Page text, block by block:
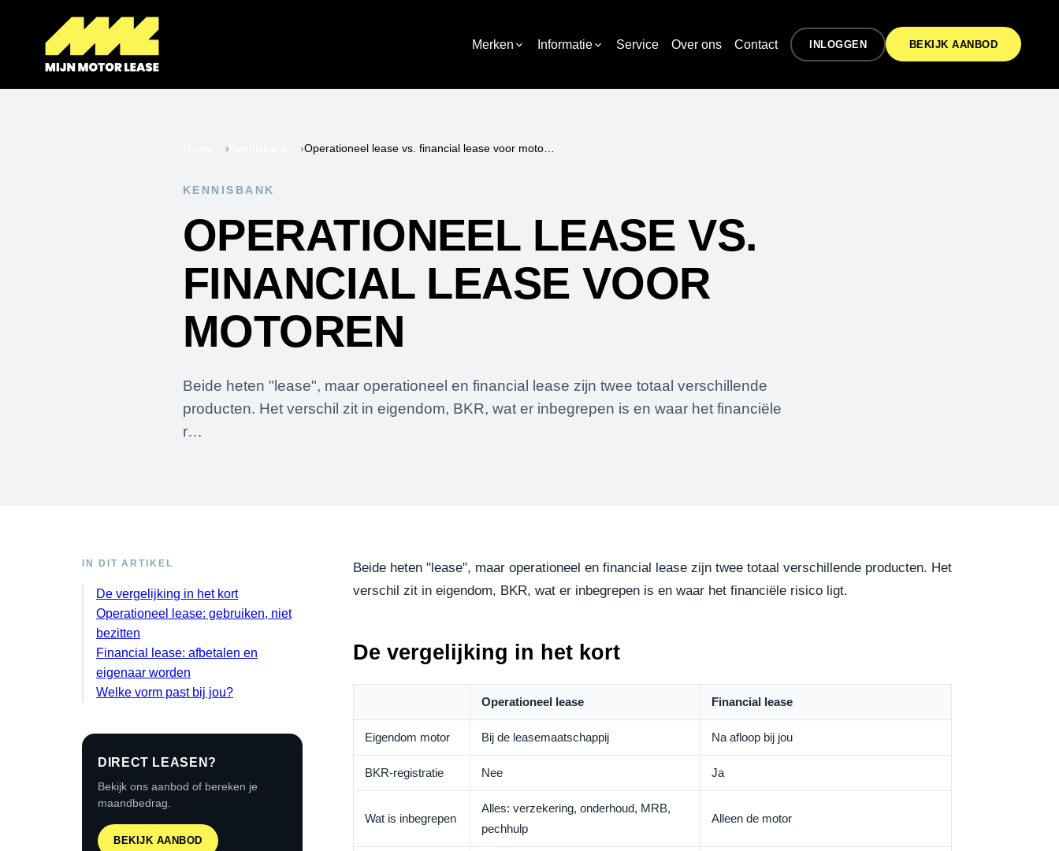
Merken Informatie Service Over ons Contact INLOGGEN BEKIJK AANBOD
› ›
KENNISBANK
OPERATIONEEL LEASE VS.
FINANCIAL LEASE VOOR
MOTOREN
Beide heten "lease", maar operationeel en financial lease zijn twee totaal verschillende
producten. Het verschil zit in eigendom, BKR, wat er inbegrepen is en waar het financiële
r…
IN DIT ARTIKEL
De vergelijking in het kort
Operationeel lease: gebruiken, niet
bezitten
Financial lease: afbetalen en
eigenaar worden
Welke vorm past bij jou?
DIRECT LEASEN?
Bekijk ons aanbod of bereken je
maandbedrag.
BEKIJK AANBOD
Beide heten "lease", maar operationeel en financial lease zijn twee totaal verschillende producten. Het
verschil zit in eigendom, BKR, wat er inbegrepen is en waar het financiële risico ligt.
De vergelijking in het kort
Operationeel lease Financial lease
Eigendom motor Bij de leasemaatschappij Na afloop bij jou
BKR-registratie Nee Ja
Wat is inbegrepen
Alles: verzekering, onderhoud, MRB,
pechhulp
Alleen de motor